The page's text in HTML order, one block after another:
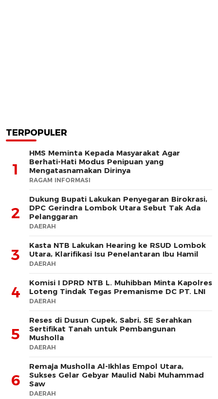
TERPOPULER
1
HMS Meminta Kepada Masyarakat Agar
Berhati-Hati Modus Penipuan yang
Mengatasnamakan Dirinya
RAGAM INFORMASI
2
Dukung Bupati Lakukan Penyegaran Birokrasi,
DPC Gerindra Lombok Utara Sebut Tak Ada
Pelanggaran
DAERAH
3
Kasta NTB Lakukan Hearing ke RSUD Lombok
Utara, Klarifikasi Isu Penelantaran Ibu Hamil
DAERAH
4
Komisi I DPRD NTB L. Muhibban Minta Kapolres
Loteng Tindak Tegas Premanisme DC PT. LNI
DAERAH
5
Reses di Dusun Cupek, Sabri, SE Serahkan
Sertifikat Tanah untuk Pembangunan
Musholla
DAERAH
6
Remaja Musholla Al-Ikhlas Empol Utara,
Sukses Gelar Gebyar Maulid Nabi Muhammad
Saw
DAERAH